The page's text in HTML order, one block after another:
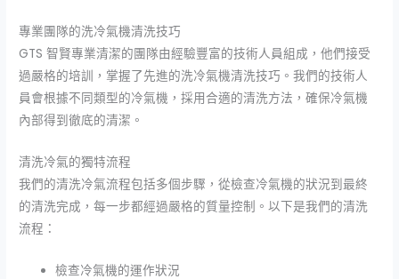
專業團隊的洗冷氣機清洗技巧
GTS 智賢專業清潔的團隊由經驗豐富的技術人員組成，他們接受
過嚴格的培訓，掌握了先進的洗冷氣機清洗技巧。我們的技術人
員會根據不同類型的冷氣機，採用合適的清洗方法，確保冷氣機
內部得到徹底的清潔。
清洗冷氣的獨特流程
我們的清洗冷氣流程包括多個步驟，從檢查冷氣機的狀況到最終
的清洗完成，每一步都經過嚴格的質量控制。以下是我們的清洗
流程：
檢查冷氣機的運作狀況